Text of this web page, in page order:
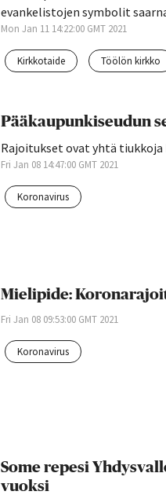
evankelistojen symbolit
Mon Jan 11 14:22:00 GMT 2021
kirkkotaide töölön kirkko
Pääkaupunkiseudun
Rajoitukset ovat yhtä tiukkoja
Fri Jan 08 14:47:00 GMT 2021
koronavirus
Mielipide:
Fri Jan 08 09:53:00 GMT 2021
koronavirus
Some repesi
vuoksi